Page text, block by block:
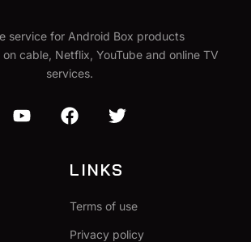
service for Android Box products
cable, Netflix, YouTube and online TV
services.
LINKS
Terms of use
Privacy policy